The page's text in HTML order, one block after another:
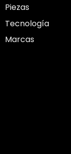
Piezas
Tecnología
Marcas